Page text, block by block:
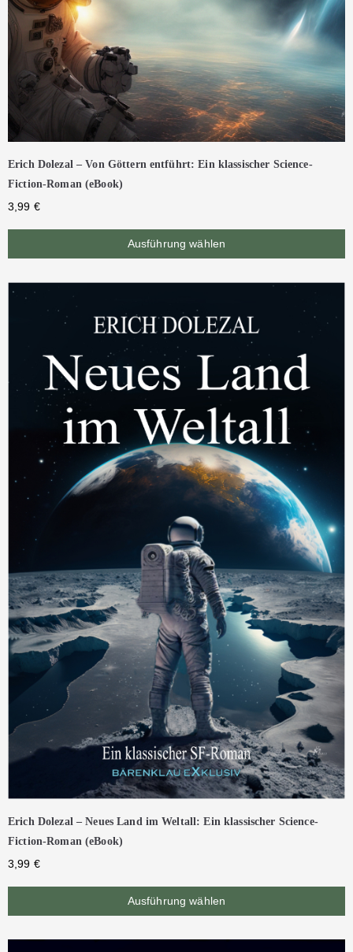
Erich Dolezal – Von Göttern entführt: Ein klassischer Science-
Fiction-Roman (eBook)
3,99 €
Ausführung wählen
Erich Dolezal – Neues Land im Weltall: Ein klassischer Science-
Fiction-Roman (eBook)
3,99 €
Ausführung wählen